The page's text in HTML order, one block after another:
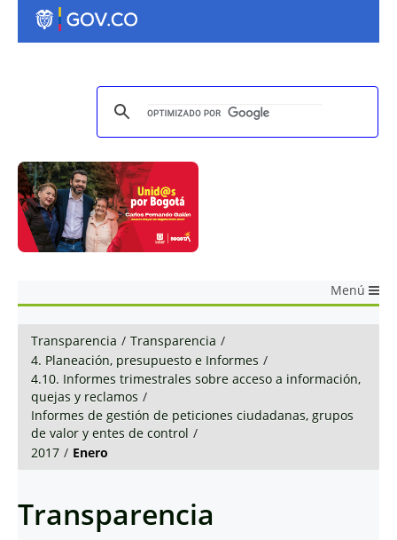
Menú
Transparencia / Transparencia /
4. Planeación, presupuesto e Informes /
4.10. Informes trimestrales sobre acceso a información,
quejas y reclamos /
Informes de gestión de peticiones ciudadanas, grupos
de valor y entes de control /
2017 / Enero
Transparencia